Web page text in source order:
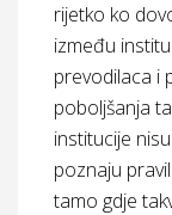
rijetko ko
između
prevodilaca i
poboljšanja
institucije
poznaju
tamo gdje